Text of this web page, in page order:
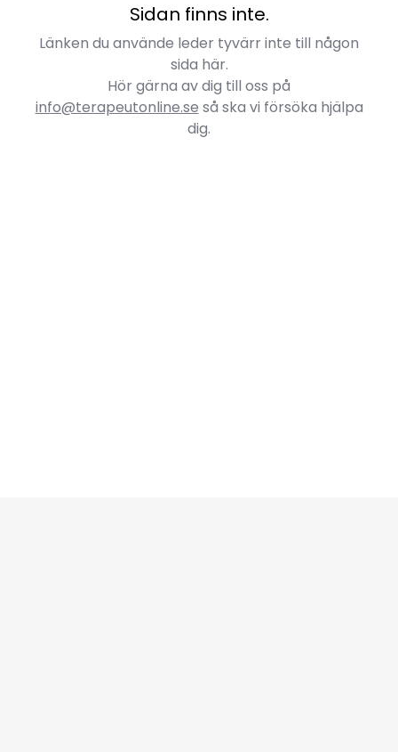
Sidan finns inte.
Länken du använde leder tyvärr inte till någon
sida här.
Hör gärna av dig till oss på
info@terapeutonline.se så ska vi försöka hjälpa
dig.